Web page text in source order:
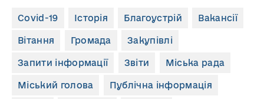
Covid-19 Історія Благоустрій Вакансії
Вітання Громада Закупівлі
Запити інформації Звіти Міська рада
Міський голова Публічна інформація